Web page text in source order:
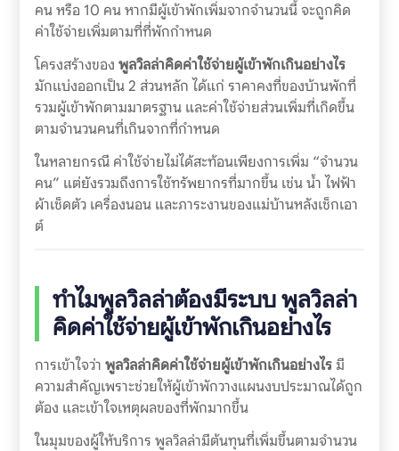
คน หรือ 10 คน หากมีผู้เข้าพักเพิ่มจากจำนวนนี้ จะถูกคิด
ค่าใช้จ่ายเพิ่มตามที่ที่พักกำหนด
โครงสร้างของ พูลวิลล่าคิดค่าใช้จ่ายผู้เข้าพักเกินอย่างไร
มักแบ่งออกเป็น 2 ส่วนหลัก ได้แก่ ราคาคงที่ของบ้านพักที่
รวมผู้เข้าพักตามมาตรฐาน และค่าใช้จ่ายส่วนเพิ่มที่เกิดขึ้น
ตามจำนวนคนที่เกินจากที่กำหนด
ในหลายกรณี ค่าใช้จ่ายไม่ได้สะท้อนเพียงการเพิ่ม “จำนวน
คน” แต่ยังรวมถึงการใช้ทรัพยากรที่มากขึ้น เช่น น้ำ ไฟฟ้า
ผ้าเช็ดตัว เครื่องนอน และภาระงานของแม่บ้านหลังเช็กเอา
ต์
ทำไมพูลวิลล่าต้องมีระบบพูลวิลล่า
คิดค่าใช้จ่ายผู้เข้าพักเกินอย่างไร
การเข้าใจว่า พูลวิลล่าคิดค่าใช้จ่ายผู้เข้าพักเกินอย่างไรมี
ความสำคัญเพราะช่วยให้ผู้เข้าพักวางแผนงบประมาณได้ถูก
ต้อง และเข้าใจเหตุผลของที่พักมากขึ้น
ในมุมของผู้ให้บริการ พูลวิลล่ามีต้นทุนที่เพิ่มขึ้นตามจำนวน